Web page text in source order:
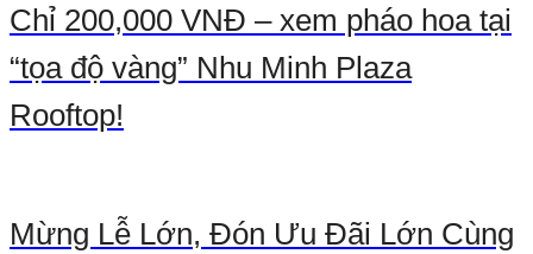
Chỉ 200,000 VNĐ – xem pháo hoa tại
“tọa độ vàng” Nhu Minh Plaza
Rooftop!
Mừng Lễ Lớn, Đón Ưu Đãi Lớn Cùng